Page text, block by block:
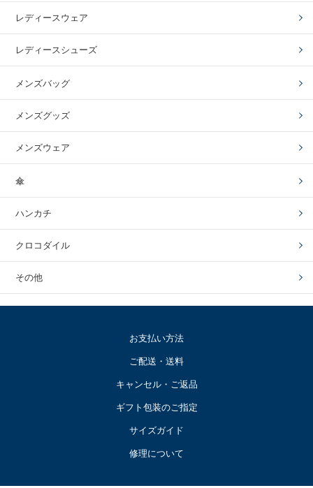
レディースウェア
レディースシューズ
メンズバッグ
メンズグッズ
メンズウェア
傘
ハンカチ
クロコダイル
その他
お支払い方法
ご配送・送料
キャンセル・ご返品
ギフト包装のご指定
サイズガイド
修理について